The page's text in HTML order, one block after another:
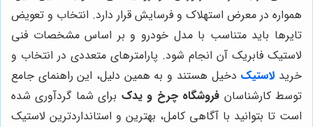
همواره در معرض استهلاک و فرسایش قرار دارد. انتخاب و تعویض
تایرها باید متناسب با مدل خودرو و بر اساس مشخصات فنی
لاستیک فابریک آن انجام شود. پارامترهای متعددی در انتخاب و
خرید لاستیک دخیل هستند و به همین دلیل، این راهنمای جامع
توسط کارشناسان فروشگاه چرخ و یدک برای شما گردآوری شده
است تا بتوانید با آگاهی کامل، بهترین و استانداردترین لاستیک